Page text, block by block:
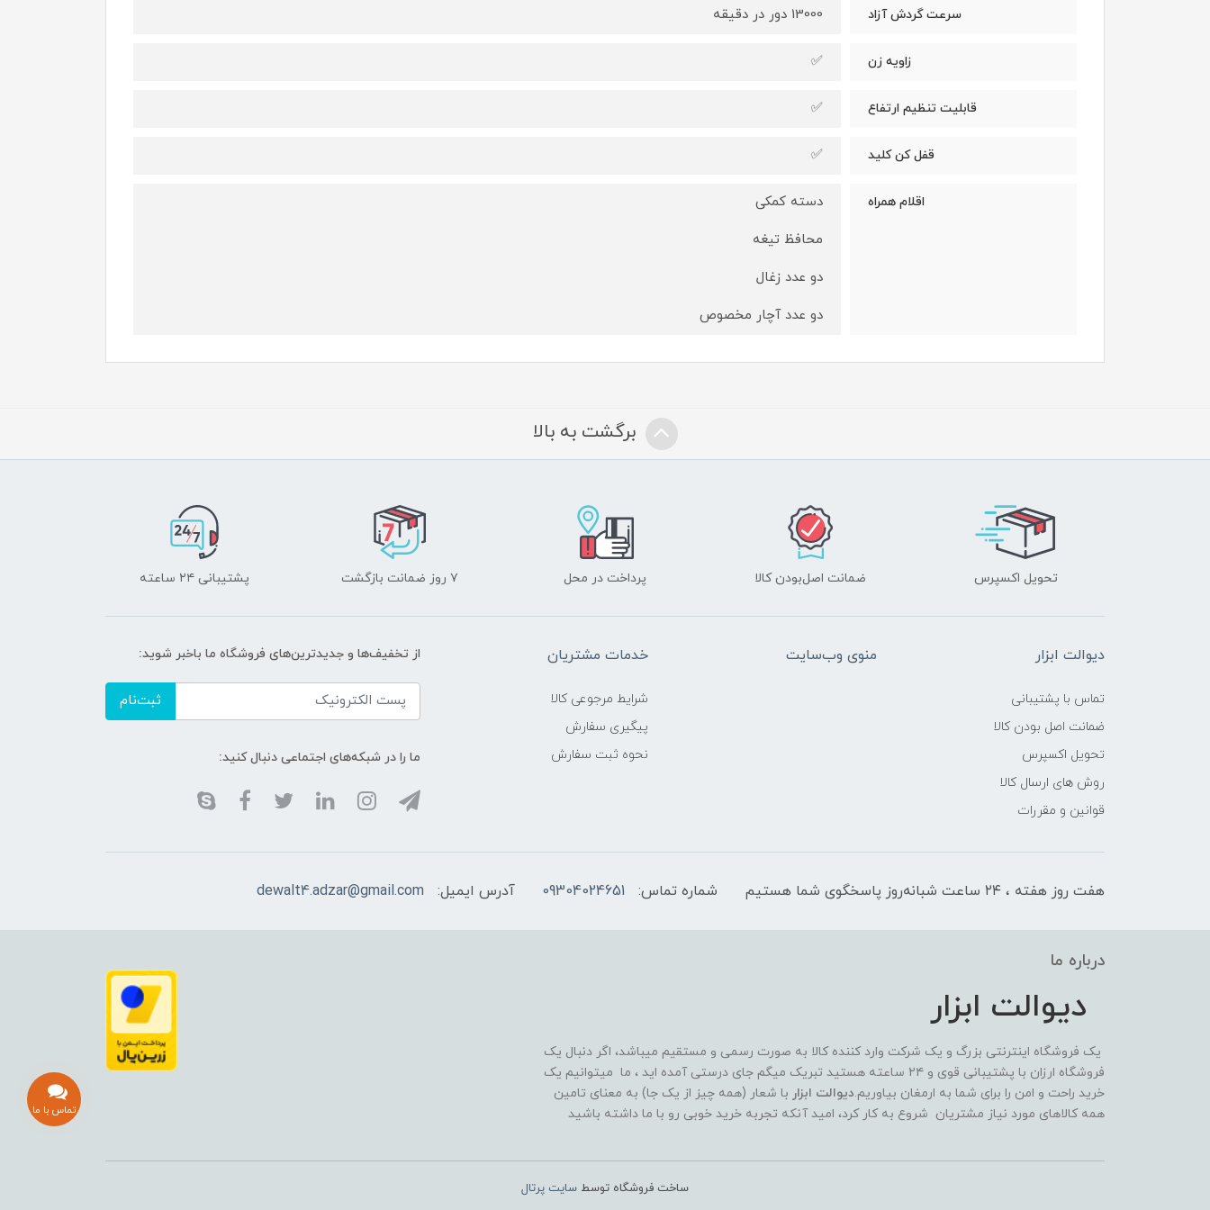
سرعت گردش آزاد 13000 دور در دقیقه
زاویه زن ✅
قابلیت تنظیم ارتفاع ✅
قفل کن کلید ✅
اقلام همراه
دسته کمکی
محافظ تیغه
دو عدد زغال
دو عدد آچار مخصوص
برگشت به بالا
تحویل اکسپرس ضمانت اصل‌بودن کالا پرداخت در محل ۷ روز ضمانت بازگشت پشتیبانی ۲۴ ساعته
دیوالت ابزار
تماس با پشتیبانی
ضمانت اصل بودن کالا
تحویل اکسپرس
روش های ارسال کالا
قوانین و مقررات
منوی وب‌سایت خدمات مشتریان
شرایط مرجوعی کالا
پیگیری سفارش
نحوه ثبت سفارش
از تخفیف‌ها و جدیدترین‌های فروشگاه ما باخبر شوید:
ثبت‌نام
ما را در شبکه‌های اجتماعی دنبال کنید:
هفت روز هفته ، ۲۴ ساعت شبانه‌روز پاسخگوی شما هستیم شماره تماس: 09304024651 آدرس ایمیل: dewalt4.adzar@gmail.com
درباره ما
دیوالت ابزار
یک فروشگاه اینترنتی بزرگ و یک شرکت وارد کننده کالا به صورت رسمی و مستقیم میباشد، اگر دنبال یک
فروشگاه ارزان با پشتیبانی قوی و ۲۴ ساعته هستید تبریک میگم جای درستی آمده اید ، ما میتوانیم یک
خرید راحت و امن را برای شما به ارمغان بیاوریم.دیوالت ابزار با شعار (همه چیز از یک جا) به معنای تامین
همه کالاهای مورد نیاز مشتریان شروع به کار کرد، امید آنکه تجربه خرید خوبی رو با ما داشته باشید
ساخت فروشگاه توسط سایت پرتال
تماس با ما